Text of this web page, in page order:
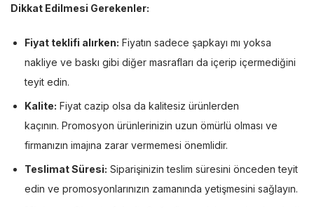
Dikkat Edilmesi Gerekenler:
Fiyat teklifi alırken: Fiyatın sadece şapkayı mı yoksa
nakliye ve baskı gibi diğer masrafları da içerip içermediğini
teyit edin.
Kalite: Fiyat cazip olsa da kalitesiz ürünlerden
kaçının. Promosyon ürünlerinizin uzun ömürlü olması ve
firmanızın imajına zarar vermemesi önemlidir.
Teslimat Süresi: Siparişinizin teslim süresini önceden teyit
edin ve promosyonlarınızın zamanında yetişmesini sağlayın.